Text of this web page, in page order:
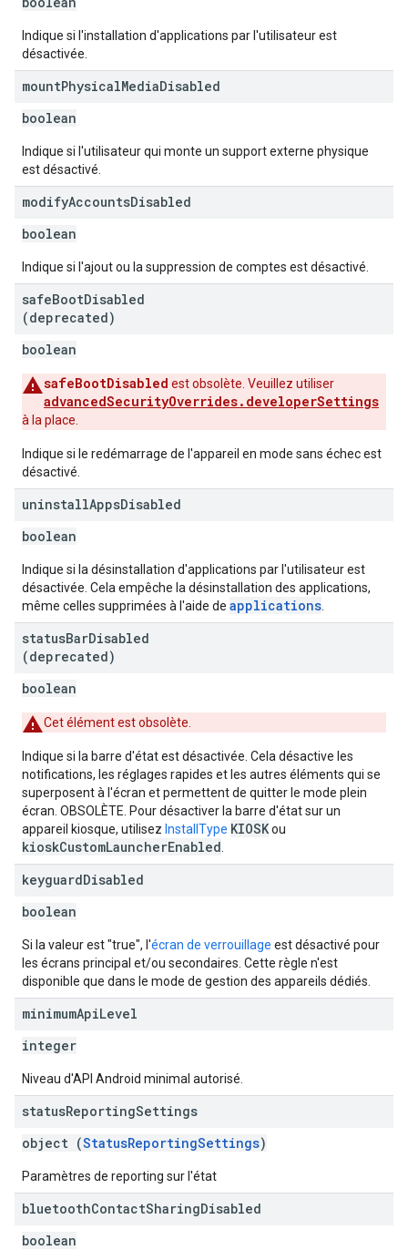
Indique si l'installation d'applications par l'utilisateur est
désactivée.
mountPhysicalMediaDisabled
boolean
Indique si l'utilisateur qui monte un support externe physique
est désactivé.
modifyAccountsDisabled
boolean
Indique si l'ajout ou la suppression de comptes est désactivé.
safeBootDisabled
(deprecated)
boolean
safeBootDisabled est obsolète. Veuillez utiliser
advancedSecurityOverrides.developerSettings
à la place.
Indique si le redémarrage de l'appareil en mode sans échec est
désactivé.
uninstallAppsDisabled
boolean
Indique si la désinstallation d'applications par l'utilisateur est
désactivée. Cela empêche la désinstallation des applications,
même celles supprimées à l'aide de applications
statusBarDisabled
(deprecated)
boolean
Cet élément est obsolète.
Indique si la barre d'état est désactivée. Cela désactive les
notifications, les réglages rapides et les autres éléments qui se
superposent à l'écran et permettent de quitter le mode plein
écran. OBSOLÈTE. Pour désactiver la barre d'état sur un
appareil kiosque, utilisez InstallType KIOSKou
kioskCustomLauncherEnabled
keyguardDisabled
boolean
Si la valeur est "true", l'écran de verrouillage est désactivé pour
les écrans principal et/ou secondaires. Cette règle n'est
disponible que dans le mode de gestion des appareils dédiés.
minimumApiLevel
integer
Niveau d'API Android minimal autorisé.
statusReportingSettings
object (StatusReportingSettings)
Paramètres de reporting sur l'état
bluetoothContactSharingDisabled
boolean